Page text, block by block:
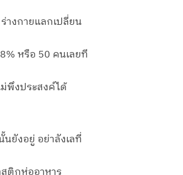
างกายแลกเปลี่ยน
หรือ 50 คนเลยที
พึงประสงค์ได้
ยังอยู่ อย่าลังเลที่